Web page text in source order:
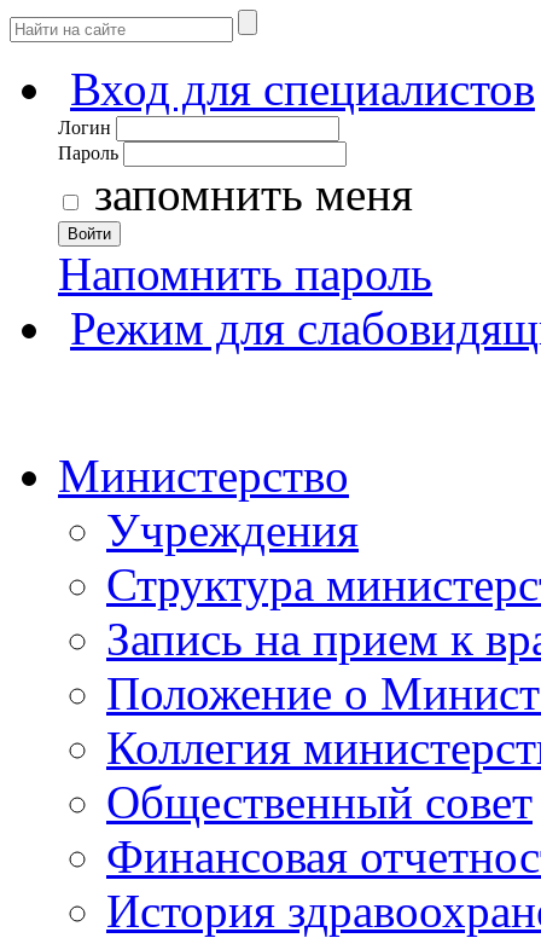
Вход для специалистов
Логин
Пароль
запомнить меня
Войти
Напомнить пароль
Режим для
Министерство
Учреждения
Структура
Запись на прием к
Положение о
Коллегия
Общественный совет
Финансовая
История